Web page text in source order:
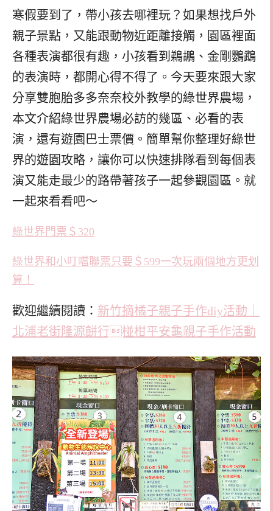
寒假要到了，帶小孩去哪裡玩？如果想找戶外
親子景點，又能跟動物近距離接觸，園區裡面
各種表演都很有趣，小孩看到鵜鶘、金剛鸚鵡
的表演時，都開心得不得了。今天要來跟大家
分享雙胞胎多多奈奈校外教學的綠世界農場，
本文介紹綠世界農場必訪的幾區、必看的表
演，還有遊園巴士票價。簡單幫你整理好綠世
界的遊園攻略，讓你可以快速排隊看到每個表
演又能走最少的路帶著孩子一起參觀園區。就
一起來看看吧～
綠世界門票＄320
綠世界和小叮噹聯票只要＄599一次玩兩個地方更划
算！
歡迎繼續閱讀： 新竹摘橘子親子手作diy活動｜
北浦老街隆源餅行椪柑平安龜親子手作活動